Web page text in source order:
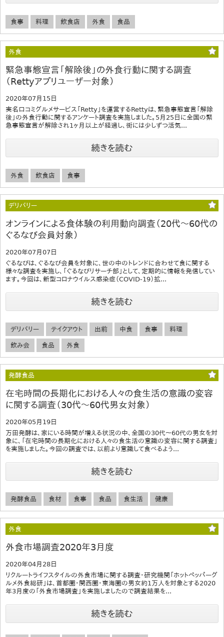
食事 料理 飲食店 外食 食品
外食
緊急事態宣言「解除後」の外食行動に関する調査
（Rettyアプリユーザー対象）
2020年07月15日
実名口コミグルメサービス「Retty」を運営するRettyは、緊急事態宣言「解除
後」の外食行動に関するアンケート調査を実施しました。5月25日に全国の緊
急事態宣言が解除され1ヶ月以上が経過し、街には少しずつ活気...
続きを読む
外食 飲食店 食事
デリバリー
オンラインによる食体験の利用動向調査（20代～60代の
ぐるなび会員対象）
2020年07月07日
ぐるなびは、ぐるなび会員を対象に、世の中のトレンドに合わせて食に関する
様々な調査を実施し、「ぐるなびリサーチ部」として、定期的に情報を発信してい
ます。今回は、新型コロナウイルス感染症（COVID-19）拡...
続きを読む
デリバリー テイクアウト 出前 中食 食事 料理
飲み会 食品 外食
発酵食品
在宅時間の長期化における人々の食生活の意識の変容
に関する調査（30代～60代男女対象）
2020年05月19日
万田発酵は、家にいる時間が増える状況の中、全国の30代～60代の男女を対
象に、「在宅時間の長期化における人々の食生活の意識の変容に関する調査」
を実施しました。今回の調査では、以前より意識して食べるよう...
続きを読む
発酵食品 食材 食事 食品 食生活 健康
外食
外食市場調査2020年3月度
2020年04月28日
リクルートライフスタイルの外食市場に関する調査・研究機関「ホットペッパーグ
ルメ外食総研」は、首都圏・関西圏・東海圏の男女約1万人を対象とする2020
年3月度の「外食市場調査」を実施しましたので調査結果を...
続きを読む